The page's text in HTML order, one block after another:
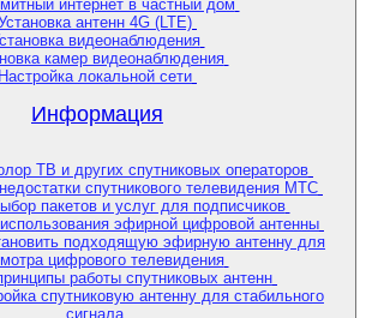
интернет в частный дом
антенн 4G (LTE)
видеонаблюдения
камер видеонаблюдения
Настройка локальной сети
Информация
ТВ и других спутниковых операторов
спутникового телевидения МТС
пакетов и услуг для подписчиков
эфирной цифровой антенны
подходящую эфирную антенну для
цифрового телевидения
работы спутниковых антенн
спутниковую антенну для стабильного
сигнала